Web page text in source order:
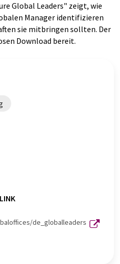
Global Leaders" zeigt, wie
Manager identifizieren
sie mitbringen sollten. Der
Download bereit.
de_globalleaders